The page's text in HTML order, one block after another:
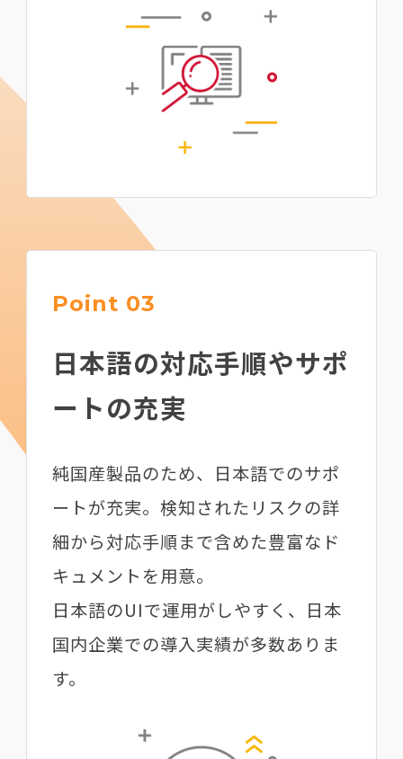
Point 03
⽇本語の対応手順やサポ
ートの充実
純国産製品のため、日本語でのサポ
ートが充実。検知されたリスクの詳
細から対応手順まで含めた豊富なド
キュメントを⽤意。
日本語のUIで運用がしやすく、日本
国内企業での導入実績が多数ありま
す。